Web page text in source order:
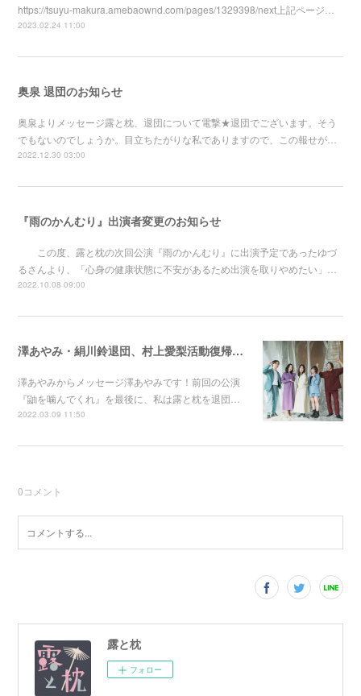
https://tsuyu-makura.amebaownd.com/pages/1329398/next上記ページ…
2023.02.24 11:00
奥泉 退団のお知らせ
奥泉よりメッセージ露と枕、退団について電撃★退団でございます。そう
でもないのでしょうか。目立ちたがりな私でありますので、この報せが…
2022.12.30 03:00
『雨のかんむり』出演者変更のお知らせ
この度、露と枕の次回公演『雨のかんむり』に出演予定であったゆづ
るさんより、「心身の健康状態に不安があるため出演を取りやめたい」…
2022.10.08 09:00
澤あやみ・絹川鈴退団、村上愛梨活動復帰のお知らせ
澤あやみからメッセージ澤あやみです！前回の公演
『鼬を噛んでくれ』を最後に、私は露と枕を退団…
2022.03.09 11:50
0コメント
露と枕
フォロー